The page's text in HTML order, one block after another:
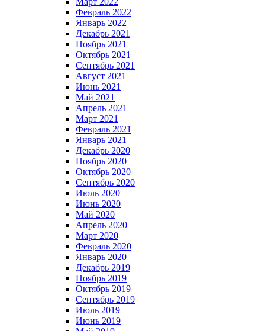
Февраль 2022
Январь 2022
Декабрь 2021
Ноябрь 2021
Октябрь 2021
Сентябрь 2021
Август 2021
Июнь 2021
Май 2021
Апрель 2021
Март 2021
Февраль 2021
Январь 2021
Декабрь 2020
Ноябрь 2020
Октябрь 2020
Сентябрь 2020
Июль 2020
Июнь 2020
Май 2020
Апрель 2020
Март 2020
Февраль 2020
Январь 2020
Декабрь 2019
Ноябрь 2019
Октябрь 2019
Сентябрь 2019
Июль 2019
Июнь 2019